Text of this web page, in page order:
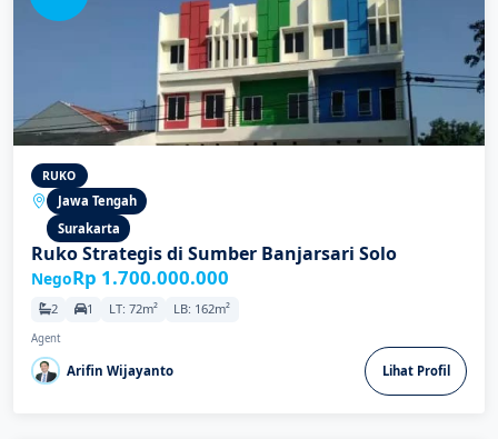
RUKO
Jawa Tengah
Surakarta
Ruko Strategis di Sumber Banjarsari Solo
NegoRp 1.700.000.000
2 1 LT: 72m² LB: 162m²
Agent
Arifin Wijayanto Lihat Profil